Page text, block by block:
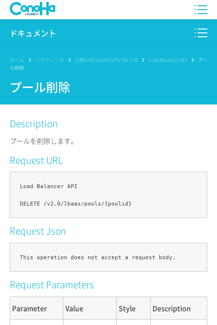
WING
Pencil
サービス一覧
サポート
ドキュメント
このサイトについて
プロダクト
リファレンス
リリースノート
ホーム リファレンス 公開API(ConoHa VPS Ver.3.0) Load Balancer API
プー
ル削除
プール削除
Description
プールを削除します。
Request URL
Load Balancer API
Request Json
Request Parameters
Parameter Value Style Description